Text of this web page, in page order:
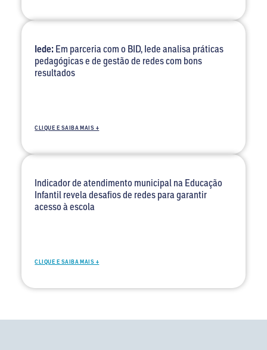
Iede:Em parceria com o BID, Iede analisa práticas
pedagógicas e de gestão de redes com bons
resultados
CLIQUE E SAIBA MAIS +
Indicador de atendimento municipal na Educação
Infantil revela desafios de redes para garantir
acesso à escola
CLIQUE E SAIBA MAIS +